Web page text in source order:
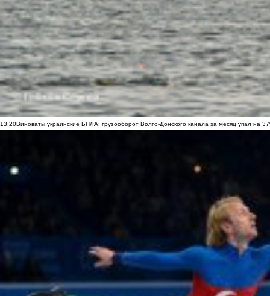
13:20Виноваты украинские БПЛА: грузооборот Волго-Донского канала за месяц упал на